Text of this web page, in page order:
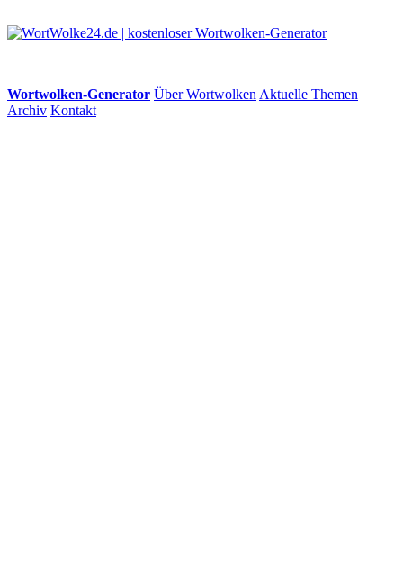
Wortwolken-Generator Über Wortwolken Aktuelle Themen
Archiv Kontakt